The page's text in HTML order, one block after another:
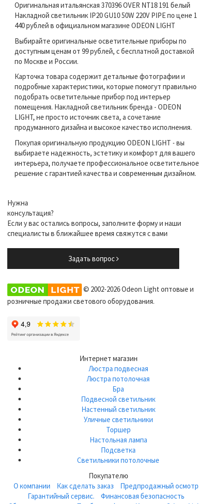
Оригинальная итальянская 370396 OVER NT18 191 белый
Накладной светильник IP20 GU10 50W 220V PIPE по цене 1
440 рублей в официальном магазине ODEON LIGHT
Выбирайте оригинальные осветительные приборы по
доступным ценам от 99 рублей, с бесплатной доставкой
по Москве и России.
Карточка товара содержит детальные фотографии и
подробные характеристики, которые помогут правильно
подобрать осветительные прибор под интерьер
помещения. Накладной светильник бренда - ODEON
LIGHT, не просто источник света, а сочетание
продуманного дизайна и высокое качество исполнения.
Покупая оригинальную продукцию ODEON LIGHT - вы
выбираете надежность, эстетику и комфорт для вашего
интерьера, получаете профессиональное осветительное
решение с гарантией качества и современным дизайном.
Нужна
консультация?
Если у вас остались вопросы, заполните форму и наши
специалисты в ближайшее время свяжутся с вами
Задать вопрос
© 2002-2026 Odeon Light оптовые и
розничные продажи светового оборудования.
Интернет магазин
Люстра подвесная
Люстра потолочная
Бра
Подвесной светильник
Настенный светильник
Уличные светильники
Торшер
Настольная лампа
Подсветка
Светильники потолочные
Покупателю
О компании
Как сделать заказ
Предпродажный осмотр
Гарантийный сервис.
Финансовая безопасность